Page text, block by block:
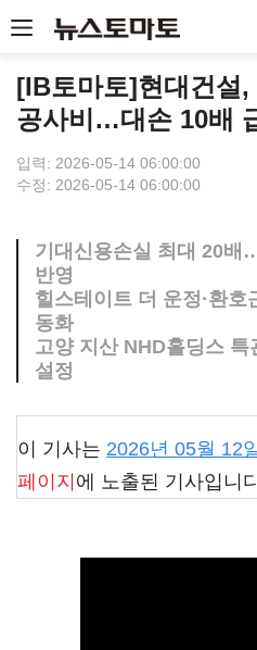
[IB토마토]현대건설
공사비…대손 10배
입력: 2026-05-14 06:00:00
수정: 2026-05-14 06:00:00
기대신용손실 최대 20배
반영
힐스테이트 더 운정·환
동화
고양 지산 NHD홀딩스
설정
이 기사는 2026년 05월 12
페이지 에 노출된 기사입니